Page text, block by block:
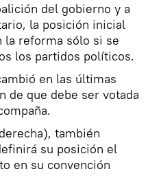
del gobierno y a
la posición inicial
la reforma sólo si se
los partidos políticos.
en las últimas
de que debe ser votada
también
su posición el
en su convención